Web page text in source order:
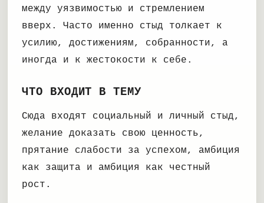
между уязвимостью и стремлением
вверх. Часто именно стыд толкает к
усилию, достижениям, собранности, а
иногда и к жестокости к себе.
ЧТО ВХОДИТ В ТЕМУ
Сюда входят социальный и личный стыд,
желание доказать свою ценность,
прятание слабости за успехом, амбиция
как защита и амбиция как честный
рост.